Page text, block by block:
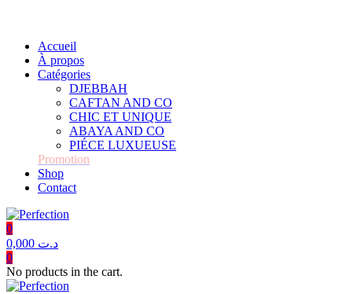
Accueil
À propos
Catégories
DJEBBAH
CAFTAN AND CO
CHIC ET UNIQUE
ABAYA AND CO
PIÉCE LUXUEUSE
Promotion
Shop
Contact
0
د.ت
0
No products in the cart.